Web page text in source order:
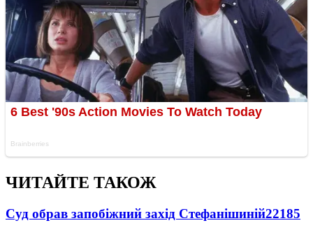
ЧИТАЙТЕ ТАКОЖ
Суд обрав запобіжний захід Стефанішиній22185